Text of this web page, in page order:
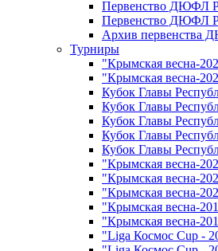
Первенство ДЮФЛ
Первенство ДЮФЛ
Архив первенства
Турниры
"Крымская весна-
"Крымская весна-
Кубок Главы
Кубок Главы
Кубок Главы
Кубок Главы
Кубок Главы
"Крымская весна-
"Крымская весна-
"Крымская весна-
"Крымская весна-
"Крымская весна-
"Liga Космос Cup -